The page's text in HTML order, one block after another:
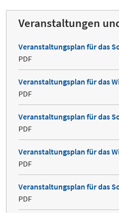
Veranstaltungen
Veranstaltungsplan für das
PDF
Veranstaltungsplan für das
PDF
Veranstaltungsplan für das
PDF
Veranstaltungsplan für das
PDF
Veranstaltungsplan für das
PDF